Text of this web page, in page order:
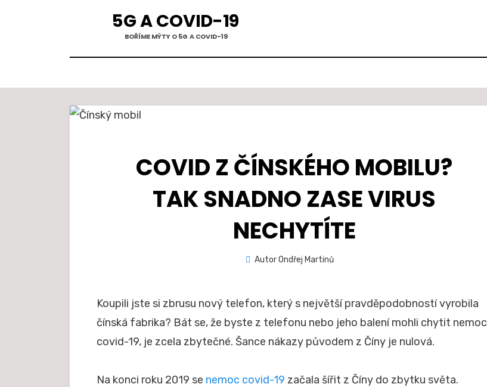
5G A COVID-19
BOŘÍME MÝTY O 5G A COVID-19
COVID Z ČÍNSKÉHO MOBILU?
TAK SNADNO ZASE VIRUS
NECHYTÍTE
AutorOndřej Martinů
Koupili jste si zbrusu nový telefon, který s největší pravděpodobností vyrobila
čínská fabrika? Bát se, že byste z telefonu nebo jeho balení mohli chytit nemoc
covid-19, je zcela zbytečné. Šance nákazy původem z Číny je nulová.
Na konci roku 2019 se nemoc covid-19 začala šířit z Číny do zbytku světa.